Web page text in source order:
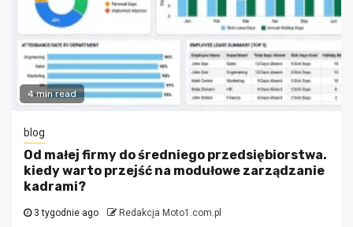
4 min read
blog
Od małej firmy do średniego przedsiębiorstwa.
kiedy warto przejść na modułowe zarządzanie
kadrami?
3 tygodnie ago Redakcja Moto1.com.pl